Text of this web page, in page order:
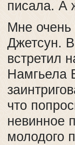
писала. А
Мне очень
Джетсун.
встретил
Намгьела
что
невинное
молодого